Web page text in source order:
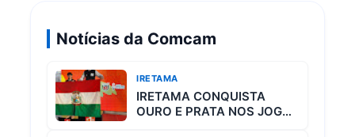
Notícias da Comcam
IRETAMA
IRETAMA CONQUISTA
OURO E PRATA NOS JOGOS